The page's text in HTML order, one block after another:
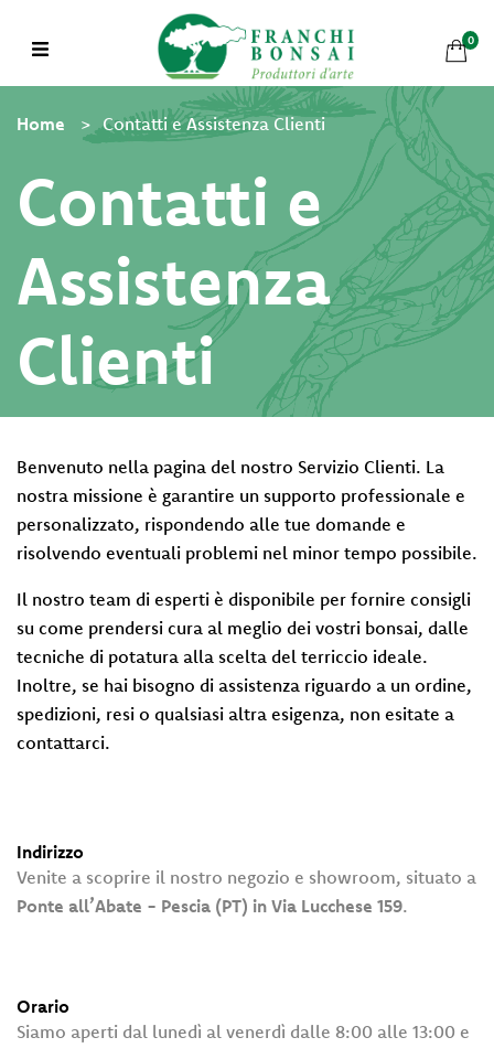
0
Shop
Siamo
Servizi
Eventi
News
Rivenditori
Contatti
Home Contatti e Assistenza Clienti
Contatti e
Assistenza
Clienti
di assistenza completo
Benvenuto nella pagina del nostro Servizio Clienti. La
nostra missione è garantire un supporto professionale e
personalizzato, rispondendo alle tue domande e
risolvendo eventuali problemi nel minor tempo possibile.
Il nostro team di esperti è disponibile per fornire consigli
su come prendersi cura al meglio dei vostri bonsai, dalle
tecniche di potatura alla scelta del terriccio ideale.
Inoltre, se hai bisogno di assistenza riguardo a un ordine,
spedizioni, resi o qualsiasi altra esigenza, non esitate a
contattarci.
Indirizzo
Venite a scoprire il nostro negozio e showroom, situato a
Ponte all’Abate - Pescia (PT) in Via Lucchese 159.
Orario
Siamo aperti dal lunedì al venerdì dalle 8:00 alle 13:00 e